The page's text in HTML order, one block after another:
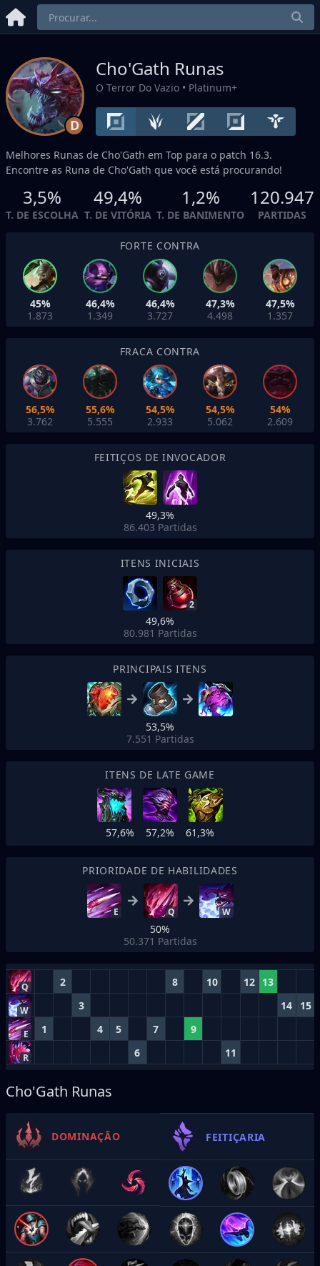
D
Cho'Gath Runas
O Terror Do Vazio • Platinum+
Melhores Runas de Cho'Gath em Top para o patch 16.3.
Encontre as Runa de Cho'Gath que você está procurando!
3,5%
T. DE ESCOLHA
49,4%
T. DE VITÓRIA
1,2%
T. DE BANIMENTO
120.947
PARTIDAS
FORTE CONTRA
45%
1.873
46,4%
1.349
46,4%
3.727
47,3%
4.498
47,5%
1.357
FRACA CONTRA
56,5%
3.762
55,6%
5.555
54,5%
2.933
54,5%
5.062
54%
2.609
FEITIÇOS DE INVOCADOR
49,3%
86.403 Partidas
ITENS INICIAIS
2
49,6%
80.981 Partidas
PRINCIPAIS ITENS
53,5%
7.551 Partidas
ITENS DE LATE GAME
57,6% 57,2% 61,3%
PRIORIDADE DE HABILIDADES
E Q W
50%
50.371 Partidas
Q 2 8 10 12 13
W 3 14 15
E 1 4 5 7 9
R 6 11
Cho'Gath Runas
DOMINAÇÃO FEITIÇARIA